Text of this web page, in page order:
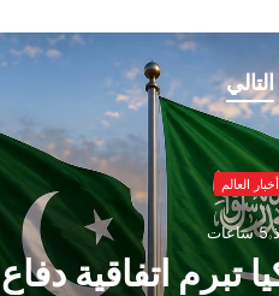
التالي
أخبار العالم
تبرم اتفاقية